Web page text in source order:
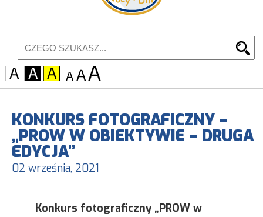
KONKURS FOTOGRAFICZNY –
„PROW W OBIEKTYWIE – DRUGA
EDYCJA”
02 września, 2021
Konkurs fotograficzny „PROW w